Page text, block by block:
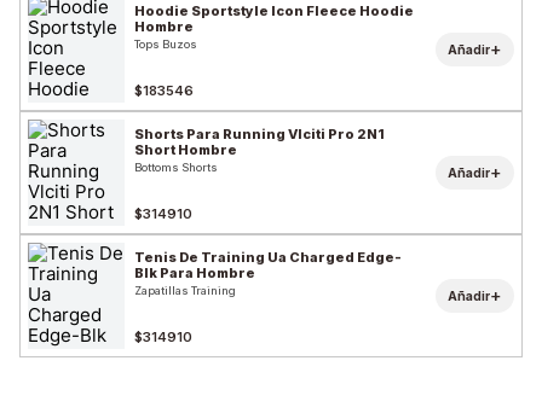
Hoodie Sportstyle Icon Fleece Hoodie
Hombre
Tops Buzos
$183546
Añadir+
Shorts Para Running Vlciti Pro 2N1
Short Hombre
Bottoms Shorts
$314910
Añadir+
Tenis De Training Ua Charged Edge-
Blk Para Hombre
Zapatillas Training
$314910
Añadir+